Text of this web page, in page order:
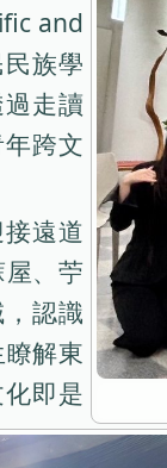
and
族學
走讀
跨文
遠道
屋、苧
認識
解東
即是